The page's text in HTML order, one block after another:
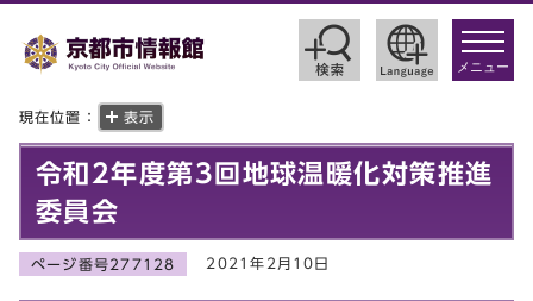
toggle
メニュー
現在位置： 表示
令和2年度第3回地球温暖化対策推進
委員会
ページ番号277128 2021年2月10日